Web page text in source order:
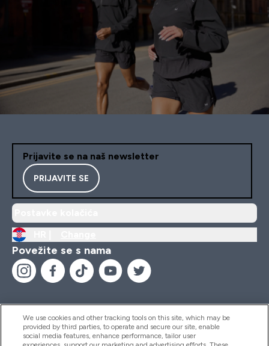
Prijavite se na naš newsletter
PRIJAVITE SE
Povežite se s nama
Pomoć I Informacije
We use cookies and other tracking tools on this site, which may be
provided by third parties, to operate and secure our site, enable
social media features, enhance performance, tailor user